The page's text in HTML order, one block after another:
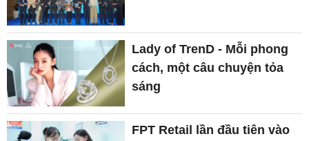
Lady of TrenD - Mỗi phong
cách, một câu chuyện tỏa
sáng
FPT Retail lần đầu tiên vào